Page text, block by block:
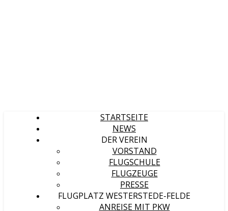
STARTSEITE
NEWS
DER VEREIN
VORSTAND
FLUGSCHULE
FLUGZEUGE
PRESSE
FLUGPLATZ WESTERSTEDE-FELDE
ANREISE MIT PKW